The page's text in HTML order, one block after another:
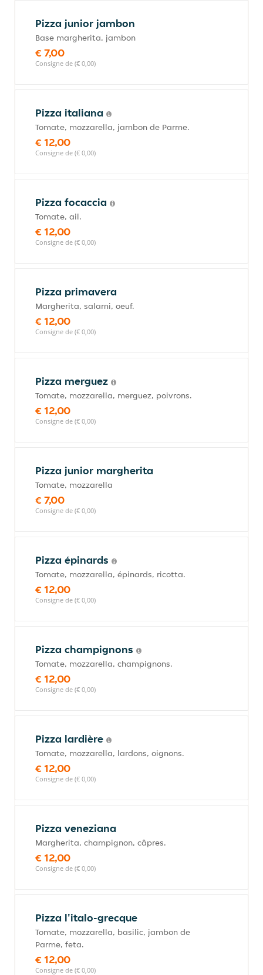
Pizza junior jambon
Base margherita, jambon
€ 7,00
Consigne de (€ 0,00)
Pizza italiana
Tomate, mozzarella, jambon de Parme.
€ 12,00
Consigne de (€ 0,00)
Pizza focaccia
Tomate, ail.
€ 12,00
Consigne de (€ 0,00)
Pizza primavera
Margherita, salami, oeuf.
€ 12,00
Consigne de (€ 0,00)
Pizza merguez
Tomate, mozzarella, merguez, poivrons.
€ 12,00
Consigne de (€ 0,00)
Pizza junior margherita
Tomate, mozzarella
€ 7,00
Consigne de (€ 0,00)
Pizza épinards
Tomate, mozzarella, épinards, ricotta.
€ 12,00
Consigne de (€ 0,00)
Pizza champignons
Tomate, mozzarella, champignons.
€ 12,00
Consigne de (€ 0,00)
Pizza lardière
Tomate, mozzarella, lardons, oignons.
€ 12,00
Consigne de (€ 0,00)
Pizza veneziana
Margherita, champignon, câpres.
€ 12,00
Consigne de (€ 0,00)
Pizza l'italo-grecque
Tomate, mozzarella, basilic, jambon de
Parme, feta.
€ 12,00
Consigne de (€ 0,00)